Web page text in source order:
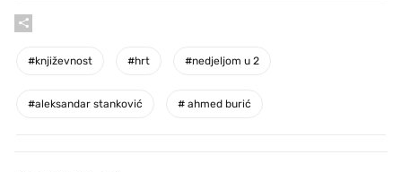
#književnost #hrt #nedjeljom u 2
#aleksandar stanković # ahmed burić